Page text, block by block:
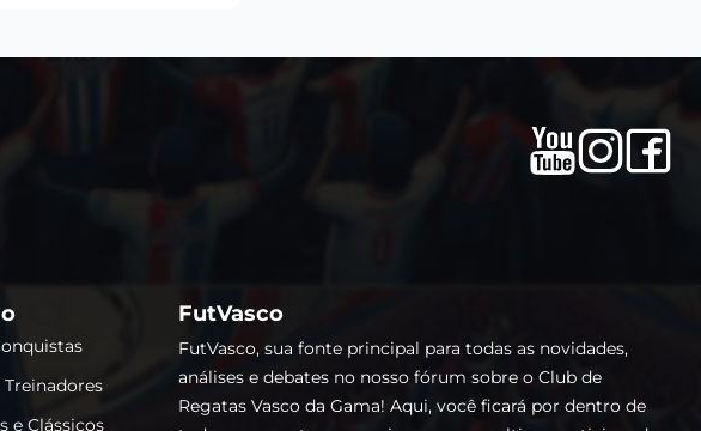
Treinadores
e Clássicos
FutVasco
FutVasco, sua fonte principal para todas as novidades,
análises e debates no nosso fórum sobre o Club de
Regatas Vasco da Gama! Aqui, você ficará por dentro de